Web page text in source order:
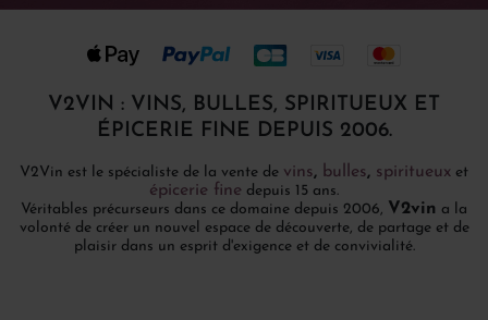
V2VIN : VINS, BULLES, SPIRITUEUX ET
ÉPICERIE FINE DEPUIS 2006.
V2Vin est le spécialiste de la vente de vins, bulles, spiritueux et
épicerie fine depuis 15 ans.
Véritables précurseurs dans ce domaine depuis 2006, V2vin a la
volonté de créer un nouvel espace de découverte, de partage et de
plaisir dans un esprit d'exigence et de convivialité.